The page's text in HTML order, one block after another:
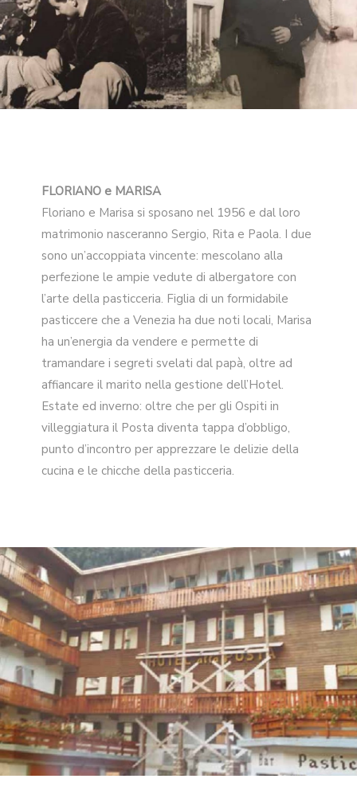
FLORIANO e MARISA
Floriano e Marisa si sposano nel 1956 e dal loro
matrimonio nasceranno Sergio, Rita e Paola. I due
sono un’accoppiata vincente: mescolano alla
perfezione le ampie vedute di albergatore con
l’arte della pasticceria. Figlia di un formidabile
pasticcere che a Venezia ha due noti locali, Marisa
ha un’energia da vendere e permette di
tramandare i segreti svelati dal papà, oltre ad
affiancare il marito nella gestione dell’Hotel.
Estate ed inverno: oltre che per gli Ospiti in
villeggiatura il Posta diventa tappa d’obbligo,
punto d’incontro per apprezzare le delizie della
cucina e le chicche della pasticceria.